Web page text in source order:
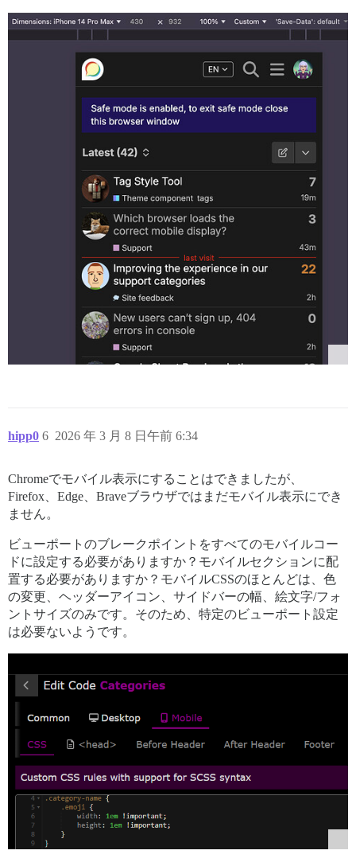
hipp0 2026 年 3 月 8 日午前 6:34
6
Chromeでモバイル表示にすることはできましたが、
Firefox、Edge、Braveブラウザではまだモバイル表示にでき
ません。
ビューポートのブレークポイントをすべてのモバイルコー
ドに設定する必要がありますか？モバイルセクションに配
置する必要がありますか？モバイルCSSのほとんどは、色
の変更、ヘッダーアイコン、サイドバーの幅、絵文字/フォ
ントサイズのみです。そのため、特定のビューポート設定
は必要ないようです。